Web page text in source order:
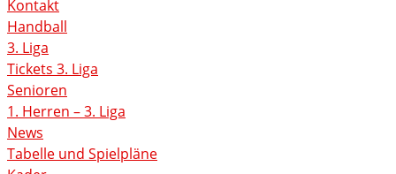
Kontakt
Handball
3. Liga
Tickets 3. Liga
Senioren
1. Herren – 3. Liga
News
Tabelle und Spielpläne